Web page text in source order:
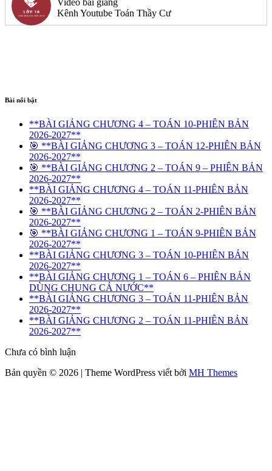
Kênh Youtube Toán Thầy Cư
Bài nổi bật
**BÀI GIẢNG CHƯƠNG 4 – TOÁN 10-PHIÊN BẢN
2026-2027**
🎯 **BÀI GIẢNG CHƯƠNG 3 – TOÁN 12-PHIÊN BẢN
2026-2027**
🎯 **BÀI GIẢNG CHƯƠNG 2 – TOÁN 9 – PHIÊN BẢN
2026-2027**
**BÀI GIẢNG CHƯƠNG 4 – TOÁN 11-PHIÊN BẢN
2026-2027**
🎯 **BÀI GIẢNG CHƯƠNG 2 – TOÁN 2-PHIÊN BẢN
2026-2027**
🎯 **BÀI GIẢNG CHƯƠNG 1 – TOÁN 9-PHIÊN BẢN
2026-2027**
**BÀI GIẢNG CHƯƠNG 3 – TOÁN 10-PHIÊN BẢN
2026-2027**
**BÀI GIẢNG CHƯƠNG 1 – TOÁN 6 – PHIÊN BẢN
DÙNG CHUNG CẢ NƯỚC**
**BÀI GIẢNG CHƯƠNG 3 – TOÁN 11-PHIÊN BẢN
2026-2027**
**BÀI GIẢNG CHƯƠNG 2 – TOÁN 11-PHIÊN BẢN
2026-2027**
Chưa có bình luận
Bản quyền © 2026 | Theme WordPress viết bởi MH Themes